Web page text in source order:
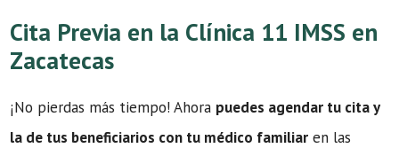
Cita Previa en la Clínica 11 IMSS en
Zacatecas
¡No pierdas más tiempo! Ahora puedes agendar tu cita y
la de tus beneficiarios con tu médico familiar en las